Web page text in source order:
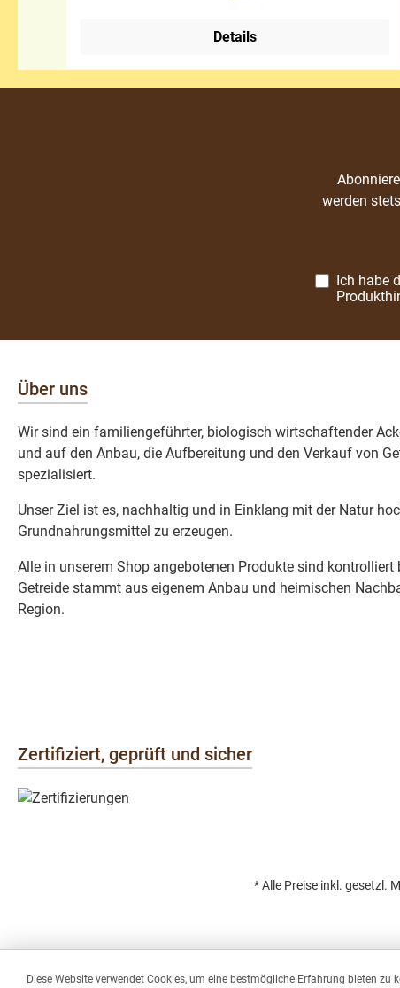
Details
werden
Ich habe
Über uns
Wir sind ein familiengeführter, biologisch wirtschaftender
und auf den Anbau, die Aufbereitung und den Verkauf von
spezialisiert.
Unser Ziel ist es, nachhaltig und in Einklang mit der Natur
Grundnahrungsmittel zu erzeugen.
Alle in unserem Shop angebotenen Produkte sind
Getreide stammt aus eigenem Anbau und heimischen
Region.
Zertifiziert, geprüft und sicher
* Alle Preise inkl. gesetzl.
Diese Website verwendet Cookies, um eine bestmögliche Erfahrung bieten zu